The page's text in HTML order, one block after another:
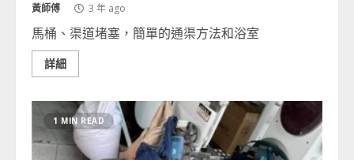
黃師傅 3 年 ago
馬桶、渠道堵塞，簡單的通渠方法和浴室
詳細
1 MIN READ